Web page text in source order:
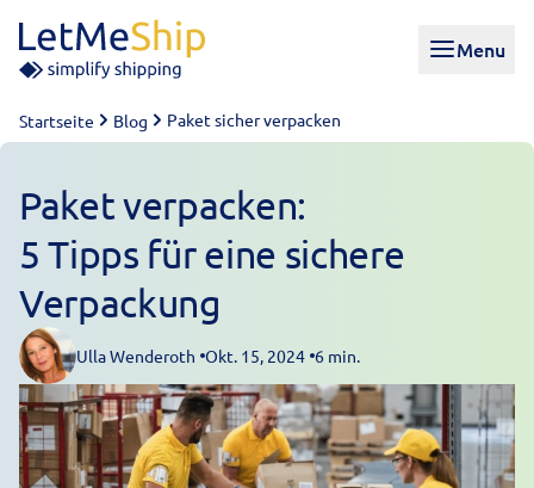
Menu
Startseite Blog Paket sicher verpacken
Paket verpacken:
5 Tipps für eine sichere
Verpackung
Posted by
Ulla Wenderoth Okt. 15, 2024 6 min.